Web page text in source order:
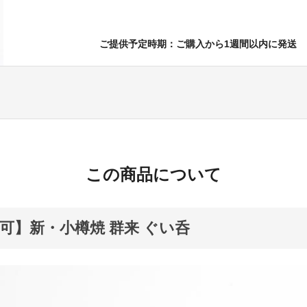
ご提供予定時期：ご購入から1週間以内に発送
この商品について
】新・小樽焼 群来 ぐい呑